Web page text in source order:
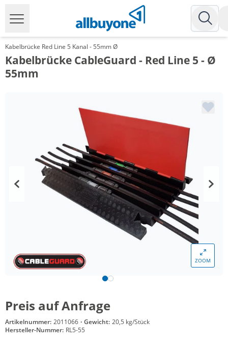
Kabelbrücke Red Line 5 Kanal - 55mm Ø
Kabelbrücke CableGuard - Red Line 5 - Ø
55mm
ZOOM
Preis auf Anfrage
Artikelnummer: 2011066 · Gewicht: 20,5 kg/Stück
Hersteller-Nummer: RL5-55